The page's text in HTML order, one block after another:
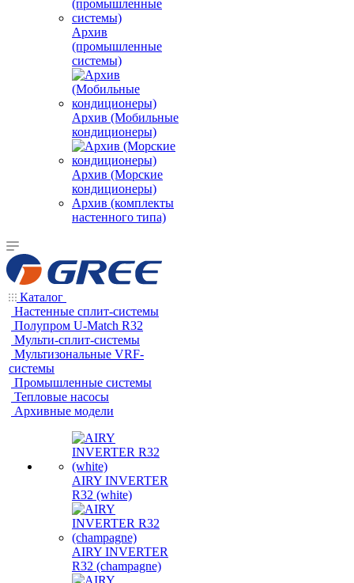
Архив
(промышленные
системы)
Архив (Мобильные
кондиционеры)
Архив (Морские
кондиционеры)
Архив (комплекты
настенного типа)
Каталог
Настенные сплит-системы
Полупром U-Match R32
Мульти-сплит-системы
Мультизональные VRF-
системы
Промышленные системы
Тепловые насосы
Архивные модели
AIRY INVERTER
R32 (white)
AIRY INVERTER
R32 (champagne)